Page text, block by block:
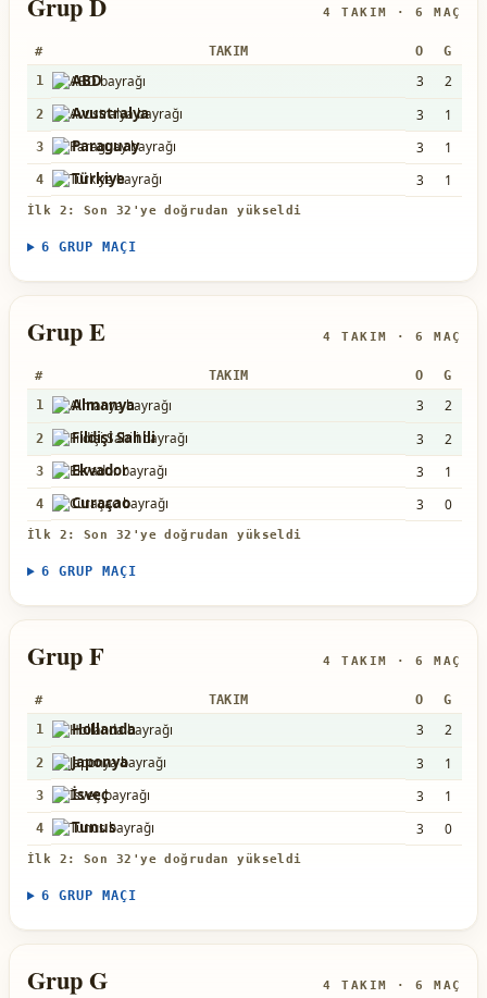
Grup D 4 TAKIM · 6 MAÇ
# TAKIM O G
1
ABD 3 2
2 Avustralya 3 1
3 Paraguay 3 1
4 Türkiye 3 1
İlk 2: Son 32'ye doğrudan yükseldi
6 GRUP MAÇI
Grup E 4 TAKIM · 6 MAÇ
# TAKIM O G
1
Almanya 3 2
2 Fildişi Sahili 3 2
3 Ekvador 3 1
4 Curaçao 3 0
İlk 2: Son 32'ye doğrudan yükseldi
6 GRUP MAÇI
Grup F 4 TAKIM · 6 MAÇ
# TAKIM O G
1
Hollanda 3 2
2 Japonya 3 1
3 İsveç 3 1
4 Tunus 3 0
İlk 2: Son 32'ye doğrudan yükseldi
6 GRUP MAÇI
Grup G 4 TAKIM · 6 MAÇ